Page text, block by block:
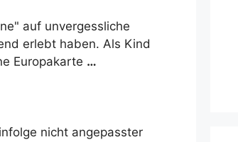
auf unvergessliche
erlebt haben. Als Kind
Europakarte …
nicht angepasster